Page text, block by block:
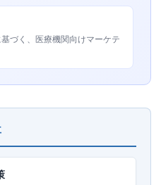
づく、医療機関向けマーケテ